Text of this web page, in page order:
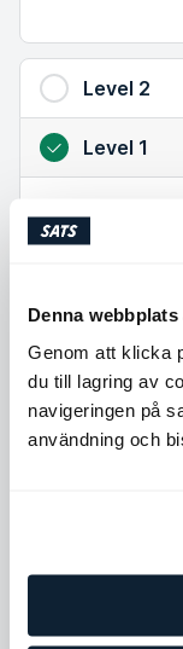
Denna
Genom att klicka
du till lagring av
navigeringen på
användning och
Level 2
Level 1
Har praktisk
Level 3
Level 4
Level 5
10
Förbättra dina